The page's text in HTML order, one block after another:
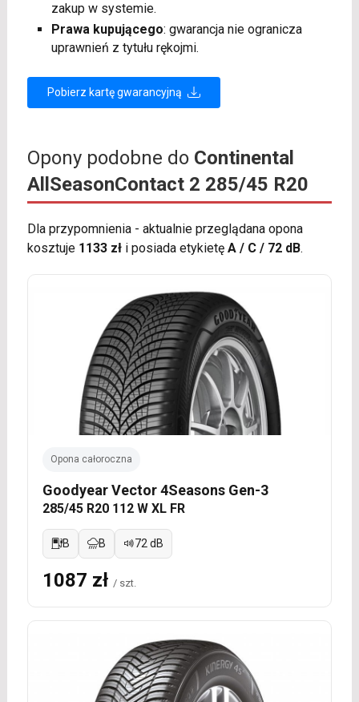
zakup w systemie.
Prawa kupującego: gwarancja nie ogranicza
uprawnień z tytułu rękojmi.
Pobierz kartę gwarancyjną
Opony podobne do Continental
AllSeasonContact 2 285/45 R20
Dla przypomnienia - aktualnie przeglądana opona
kosztuje 1133 złi posiada etykietę A / C / 72 dB.
Opona całoroczna
Goodyear Vector 4Seasons Gen-3
285/45 R20 112 W XL FR
B B 72 dB
1087 zł / szt.